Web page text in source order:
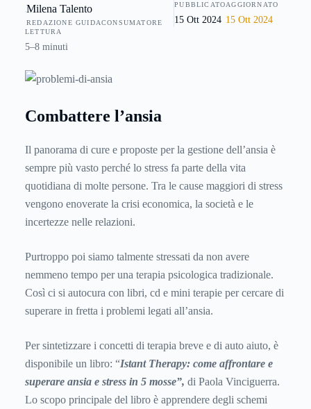
attraverso pratiche e rimedi naturali, dalla bioenergetica allo
yoga, dalla respirazione alla meditazione. Scopriamolo
quindi insieme in questo articolo dai mille consigli utili.
Milena Talento
REDAZIONE GUIDACONSUMATORE
PUBBLICATO
15 Ott 2024
AGGIORNATO
15 Ott 2024
LETTURA
5–8 minuti
Combattere l’ansia
Il panorama di cure e proposte per la gestione dell’ansia è
sempre più vasto perché lo stress fa parte della vita
quotidiana di molte persone. Tra le cause maggiori di stress
vengono enoverate la crisi economica, la società e le
incertezze nelle relazioni.
Purtroppo poi siamo talmente stressati da non avere
nemmeno tempo per una terapia psicologica tradizionale.
Così ci si autocura con libri, cd e mini terapie per cercare di
superare in fretta i problemi legati all’ansia.
Per sintetizzare i concetti di terapia breve e di auto aiuto, è
disponibile un libro: “Istant Therapy: come affrontare e
superare ansia e stress in 5 mosse”, di Paola Vinciguerra.
Lo scopo principale del libro è apprendere degli schemi